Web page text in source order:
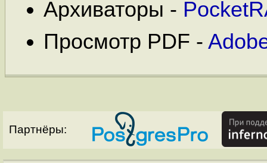
Архиваторы -
Просмотр PDF -
Партнёры: